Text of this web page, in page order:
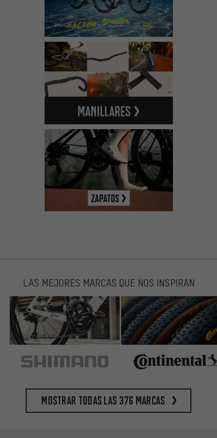
LAS MEJORES MARCAS QUE NOS INSPIRAN
Mostrar todas las 376 marcas